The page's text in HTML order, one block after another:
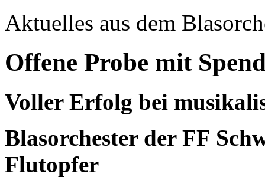
Aktuelles aus dem
Offene Probe mit
Voller Erfolg bei
Blasorchester der FF
Flutopfer